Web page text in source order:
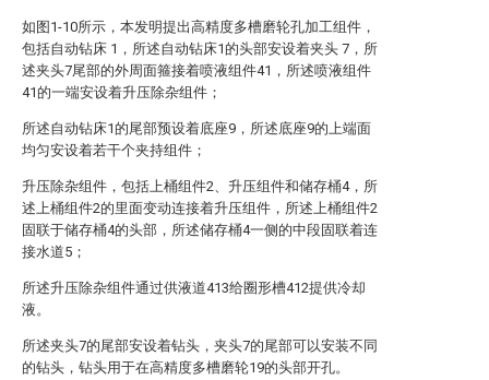
如图1-10所示，本发明提出高精度多槽磨轮孔加工组件，
包括自动钻床 1，所述自动钻床1的头部安设着夹头 7，所
述夹头7尾部的外周面箍接着喷液组件41，所述喷液组件
41的一端安设着升压除杂组件；
所述自动钻床1的尾部预设着底座9，所述底座9的上端面
均匀安设着若干个夹持组件；
升压除杂组件，包括上桶组件2、升压组件和储存桶4，所
述上桶组件2的里面变动连接着升压组件，所述上桶组件2
固联于储存桶4的头部，所述储存桶4一侧的中段固联着连
接水道5；
所述升压除杂组件通过供液道413给圈形槽412提供冷却
液。
所述夹头7的尾部安设着钻头，夹头7的尾部可以安装不同
的钻头，钻头用于在高精度多槽磨轮19的头部开孔。